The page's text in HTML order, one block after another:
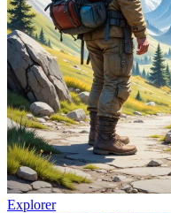
Explorer